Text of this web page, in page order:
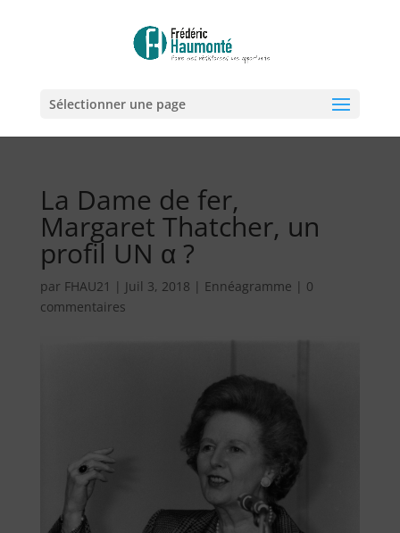
Sélectionner une page
La Dame de fer,
Margaret Thatcher, un
profil UN α ?
par FHAU21 | Juil 3, 2018 | Ennéagramme | 0
commentaires